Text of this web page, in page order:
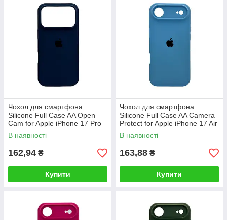
Чохол для смартфона
Silicone Full Case AA Open
Cam for Apple iPhone 17 Pro
7,Dark Blue
В наявності
162,94 ₴
Купити
Чохол для смартфона
Silicone Full Case AA Camera
Protect for Apple iPhone 17 Air
49,Cornflower
В наявності
163,88 ₴
Купити